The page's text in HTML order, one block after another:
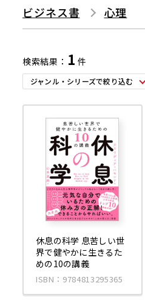
ビジネス書 心理
検索結果 1 件
ジャンル・シリーズで絞り込む
休息の科学 息苦しい世
界で健やかに生きるた
めの10の講義
ISBN：9784813295365